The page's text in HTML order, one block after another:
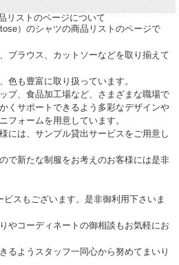
リストのページについて
）のシャツの商品リストのページで
ブラウス、カットソーなどを取り揃えて
色も豊富に取り扱っています。
プ、食品加工場など、さまざまな職場で
くサポートできるよう多彩なデザインや
フォームを用意しています。
には、サンプル貸出サービスをご用意し
で新たな制服をお考えのお客様には是非
スもございます。是非御利用下さいま
やコーディネートの御相談もお気軽にお
るようスタッフ一同心から努めてまいり